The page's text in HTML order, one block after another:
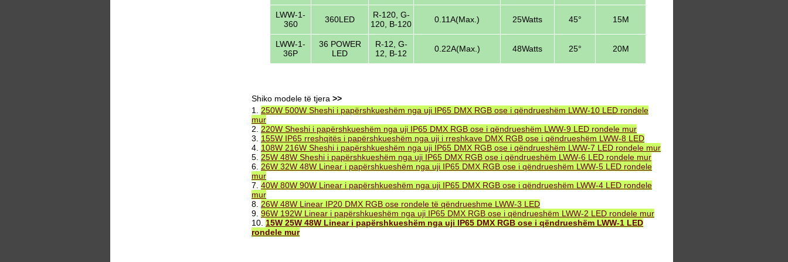
LWW-1-
360
360LED
R-120, G-
120, B-120
0.11A(Max.) 25Watts 45° 15M
LWW-1-
36P
36 POWER
LED
R-12, G-
12, B-12
0.22A(Max.) 48Watts 25° 20M
Shiko modele të tjera >>
1. 250W 500W Sheshi i papërshkueshëm nga uji IP65 DMX RGB ose i qëndrueshëm LWW-10 LED rondele
mur
2. 220W Sheshi i papërshkueshëm nga uji IP65 DMX RGB ose i qëndrueshëm LWW-9 LED rondele mur
3. 155W IP65 rreshqitës i papërshkueshëm nga uji i rreshkave DMX RGB ose i qëndrueshëm LWW-8 LED
4. 108W 216W Sheshi i papërshkueshëm nga uji IP65 DMX RGB ose i qëndrueshëm LWW-7 LED rondele mur
5. 25W 48W Sheshi i papërshkueshëm nga uji IP65 DMX RGB ose i qëndrueshëm LWW-6 LED rondele mur
6. 26W 32W 48W Linear i papërshkueshëm nga uji IP65 DMX RGB ose i qëndrueshëm LWW-5 LED rondele
mur
7. 40W 80W 90W Linear i papërshkueshëm nga uji IP65 DMX RGB ose i qëndrueshëm LWW-4 LED rondele
mur
8. 26W 48W Linear IP20 DMX RGB ose rondele të qëndrueshme LWW-3 LED
9. 96W 192W Linear i papërshkueshëm nga uji IP65 DMX RGB ose i qëndrueshëm LWW-2 LED rondele mur
10. 15W 25W 48W Linear i papërshkueshëm nga uji IP65 DMX RGB ose i qëndrueshëm LWW-1 LED
rondele mur